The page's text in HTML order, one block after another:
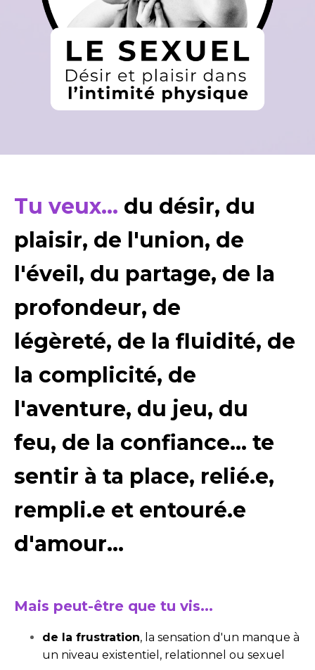
Tu veux... du désir, du
plaisir, de l'union, de
l'éveil, du partage, de la
profondeur, de
légèreté, de la fluidité, de
la complicité, de
l'aventure, du jeu, du
feu, de la confiance... te
sentir à ta place, relié.e,
rempli.e et entouré.e
d'amour...
Mais peut-être que tu vis...
de la frustration, la sensation d'un manque à
un niveau existentiel, relationnel ou sexuel